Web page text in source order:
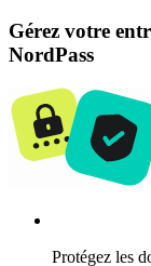
Gérez votre
NordPass
Protégez les